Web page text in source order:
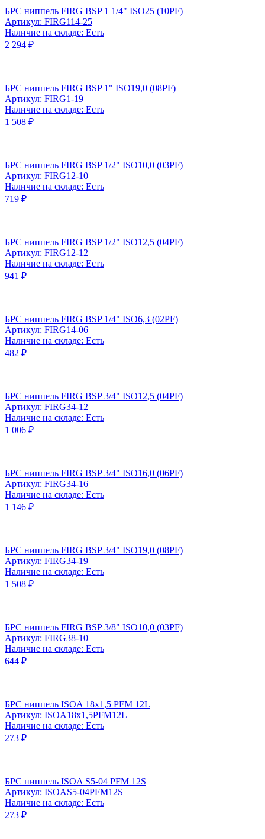
БРС ниппель FIRG BSP 1 1/4" ISO25 (10PF)
Артикул: FIRG114-25
Наличие на складе: Есть
2 294 ₽
БРС ниппель FIRG BSP 1" ISO19,0 (08PF)
Артикул: FIRG1-19
Наличие на складе: Есть
1 508 ₽
БРС ниппель FIRG BSP 1/2" ISO10,0 (03PF)
Артикул: FIRG12-10
Наличие на складе: Есть
719 ₽
БРС ниппель FIRG BSP 1/2" ISO12,5 (04PF)
Артикул: FIRG12-12
Наличие на складе: Есть
941 ₽
БРС ниппель FIRG BSP 1/4" ISO6,3 (02PF)
Артикул: FIRG14-06
Наличие на складе: Есть
482 ₽
БРС ниппель FIRG BSP 3/4" ISO12,5 (04PF)
Артикул: FIRG34-12
Наличие на складе: Есть
1 006 ₽
БРС ниппель FIRG BSP 3/4" ISO16,0 (06PF)
Артикул: FIRG34-16
Наличие на складе: Есть
1 146 ₽
БРС ниппель FIRG BSP 3/4" ISO19,0 (08PF)
Артикул: FIRG34-19
Наличие на складе: Есть
1 508 ₽
БРС ниппель FIRG BSP 3/8" ISO10,0 (03PF)
Артикул: FIRG38-10
Наличие на складе: Есть
644 ₽
БРС ниппель ISOA 18x1,5 PFM 12L
Артикул: ISOA18x1,5PFM12L
Наличие на складе: Есть
273 ₽
БРС ниппель ISOA S5-04 PFM 12S
Артикул: ISOAS5-04PFM12S
Наличие на складе: Есть
273 ₽